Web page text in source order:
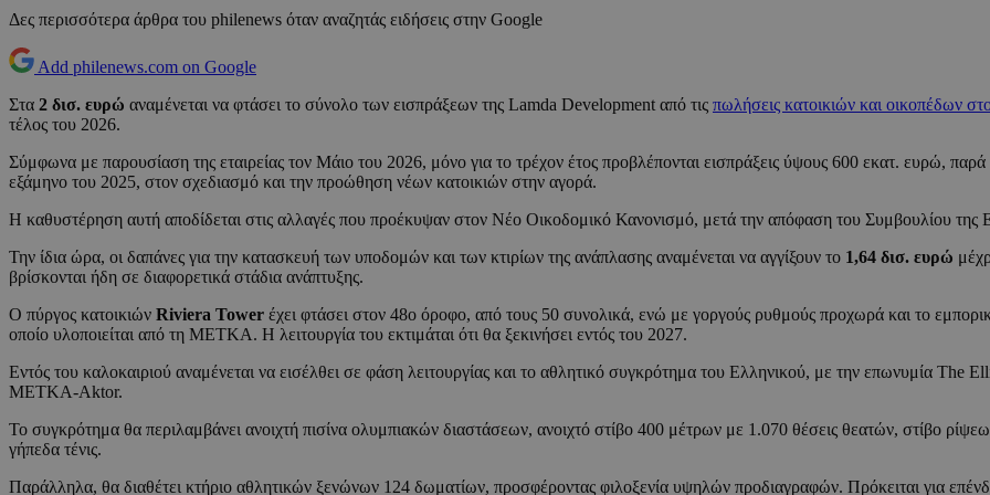
Δες περισσότερα άρθρα του philenews όταν αναζητάς ειδήσεις στην Google
Add philenews.com on Google
Στα 2 δισ. ευρώ αναμένεται να φτάσει το σύνολο των εισπράξεων της Lamda Development από τις πωλήσεις κατοικιών και οικοπέδων
τέλος του 2026.
Σύμφωνα με παρουσίαση της εταιρείας τον Μάιο του 2026, μόνο για το τρέχον έτος προβλέπονται εισπράξεις ύψους 600 εκατ. ευρώ,
εξάμηνο του 2025, στον σχεδιασμό και την προώθηση νέων κατοικιών στην αγορά.
Η καθυστέρηση αυτή αποδίδεται στις αλλαγές που προέκυψαν στον Νέο Οικοδομικό Κανονισμό, μετά την απόφαση του Συμβουλίου της
Την ίδια ώρα, οι δαπάνες για την κατασκευή των υποδομών και των κτιρίων της ανάπλασης αναμένεται να αγγίξουν το 1,64 δισ. ευρώ
βρίσκονται ήδη σε διαφορετικά στάδια ανάπτυξης.
Ο πύργος κατοικιών Riviera Tower έχει φτάσει στον 48ο όροφο, από τους 50 συνολικά, ενώ με γοργούς ρυθμούς προχωρά και το
οποίο υλοποιείται από τη ΜΕΤΚΑ. Η λειτουργία του εκτιμάται ότι θα ξεκινήσει εντός του 2027.
Εντός του καλοκαιριού αναμένεται να εισέλθει σε φάση λειτουργίας και το αθλητικό συγκρότημα του Ελληνικού, με την επωνυμία The
ΜΕΤΚΑ-Aktor.
Το συγκρότημα θα περιλαμβάνει ανοιχτή πισίνα ολυμπιακών διαστάσεων, ανοιχτό στίβο 400 μέτρων με 1.070 θέσεις θεατών, στίβο
γήπεδα τένις.
Παράλληλα, θα διαθέτει κτήριο αθλητικών ξενώνων 124 δωματίων, προσφέροντας φιλοξενία υψηλών προδιαγραφών. Πρόκειται για